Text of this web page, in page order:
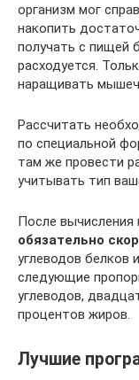
организм мог
накопить
получать с пищей
расходуется.
наращивать
Рассчитать
по специальной
там же провести
учитывать тип
После вычисления
обязательно
углеводов белков
следующие
углеводов,
процентов жиров.
Лучшие